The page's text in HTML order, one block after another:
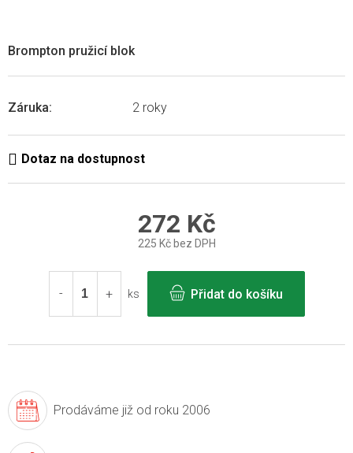
Záruka: 2 roky
Brompton pružicí blok
272 Kč
225 Kč bez DPH
cena:
ks
Přidat do košíku
Prodáváme již od roku 2006